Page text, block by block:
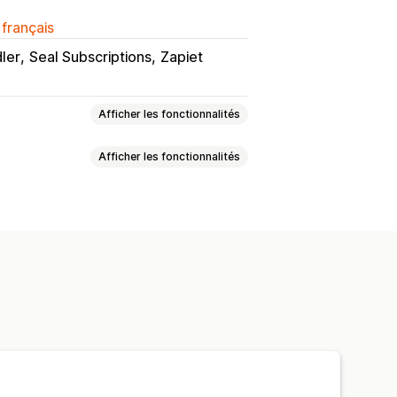
Seal Subscriptions Zapiet
Afficher les fonctionnalités
Afficher les fonctionnalités